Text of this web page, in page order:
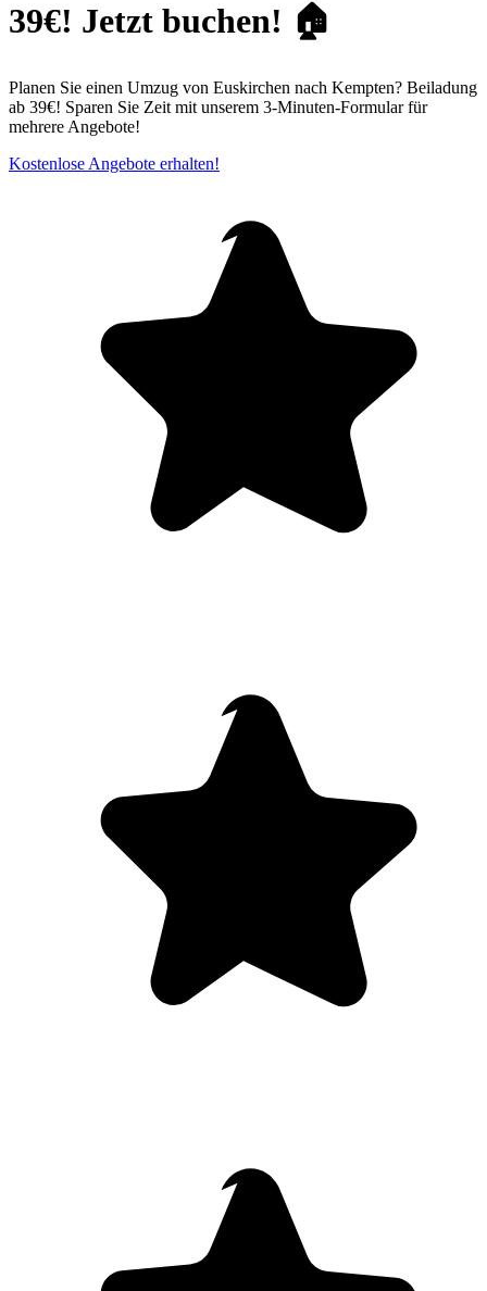
39€! Jetzt buchen! 🏠
Planen Sie einen Umzug von Euskirchen nach Kempten? Beiladung
ab 39€! Sparen Sie Zeit mit unserem 3-Minuten-Formular für
mehrere Angebote!
Kostenlose Angebote erhalten!